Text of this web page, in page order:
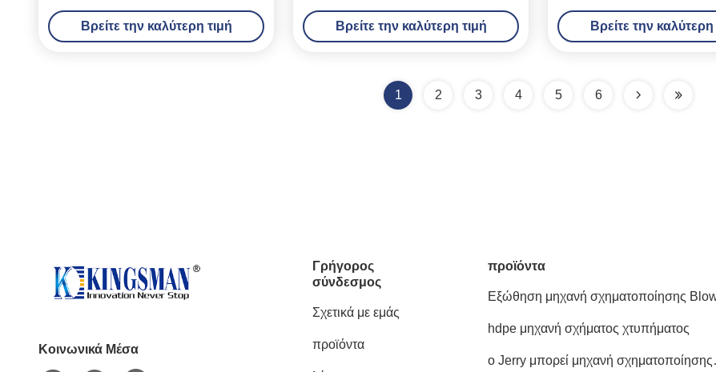
πιστοποίηση CE
Βρείτε την καλύτερη τιμή
μηχανή σχήματος χτυπήματος
μπουκαλιών εμπορευματοκιβωτίων 20L
Βρείτε την καλύτερη τιμή
υπηρεσιών υψηλής
μακριά
Βρείτε την καλύτερη
1 2 3 4 5 6
Κοινωνικά Μέσα
Γρήγορος
σύνδεσμος
Σχετικά με εμάς
προϊόντα
προϊόντα
Εξώθηση μηχανή σχηματοποίησης
hdpe μηχανή σχήματος χτυπήματος
ο Jerry μπορεί μηχανή σχηματοποίησης